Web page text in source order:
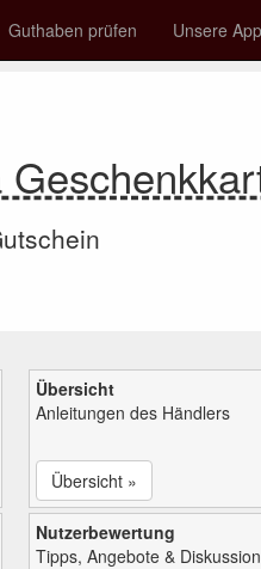
Guthaben prüfen Unsere App
Übersicht
Anleitungen des Händlers
Übersicht »
Nutzerbewertung
Tipps, Angebote &